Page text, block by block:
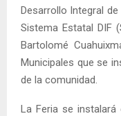
Desarrollo Integral
Sistema Estatal DIF
Bartolomé
Municipales que se
de la comunidad.
La Feria se